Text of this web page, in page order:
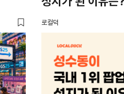
로컬덕